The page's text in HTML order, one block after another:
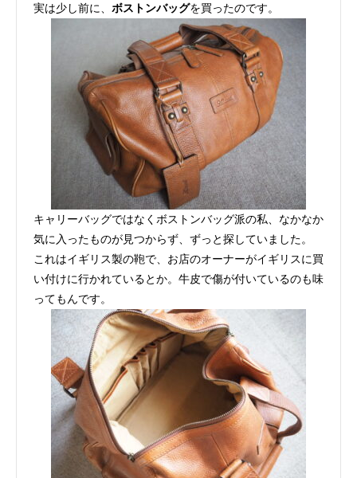
実は少し前に、 ボストンバッグを買ったのです。
キャリーバッグではなくボストンバッグ派の私、なかなか
気に入ったものが見つからず、ずっと探していました。
これはイギリス製の鞄で、お店のオーナーがイギリスに買
い付けに行かれているとか。牛皮で傷が付いているのも味
ってもんです。